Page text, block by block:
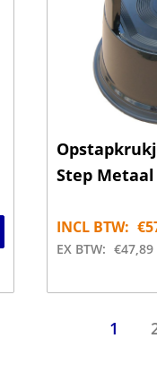
Step
INCL BTW: €
EX BTW: €47,89
1